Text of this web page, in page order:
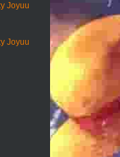
Joyuu
Joyuu